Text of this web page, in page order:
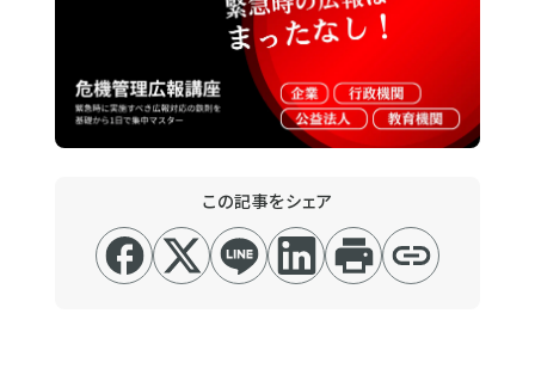
この記事をシェア